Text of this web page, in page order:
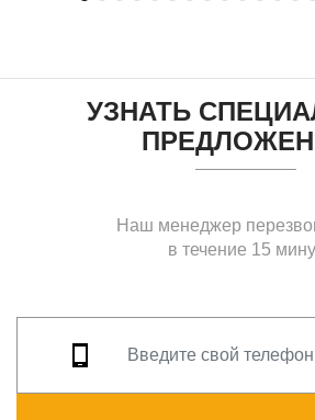
УЗНАТЬ
Наш менеджер
в течение 15